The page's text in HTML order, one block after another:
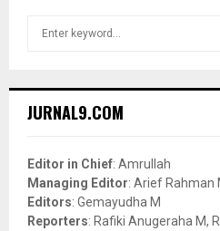
h
o
r
:
JURNAL9.COM
Editor in Chief: Amrullah
Managing Editor: Arief Rahman
Editors: Gemayudha M
Reporters: Rafiki Anugeraha M,